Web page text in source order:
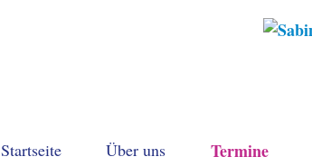
Startseite Über uns Termine